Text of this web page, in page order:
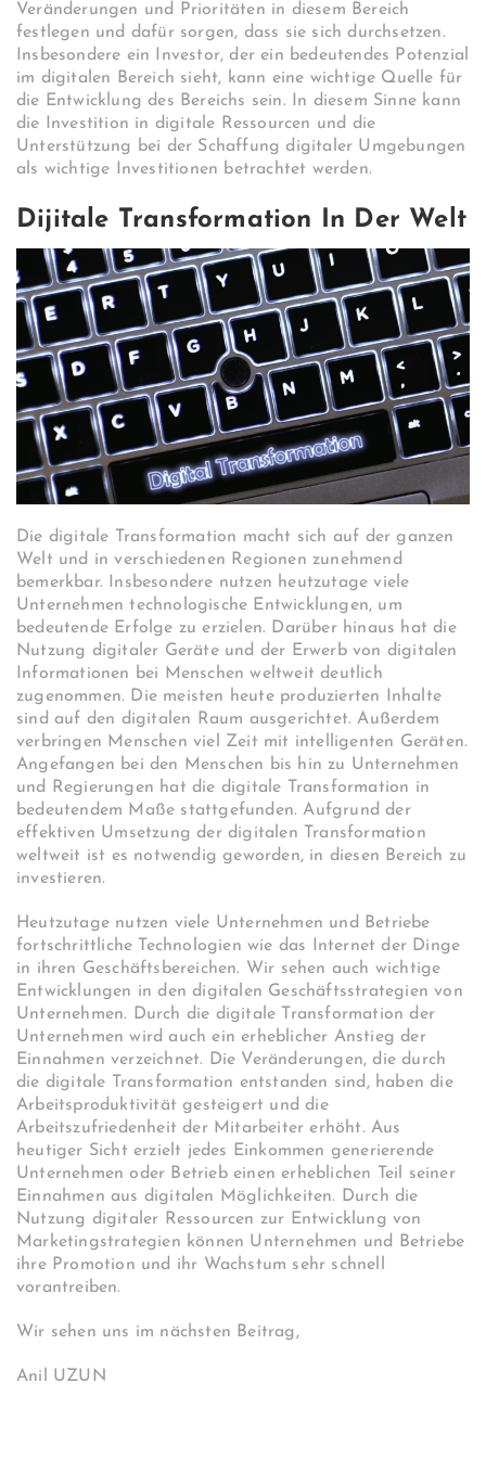
Veränderungen und Prioritäten in diesem Bereich
festlegen und dafür sorgen, dass sie sich durchsetzen.
Insbesondere ein Investor, der ein bedeutendes Potenzial
im digitalen Bereich sieht, kann eine wichtige Quelle für
die Entwicklung des Bereichs sein. In diesem Sinne kann
die Investition in digitale Ressourcen und die
Unterstützung bei der Schaffung digitaler Umgebungen
als wichtige Investitionen betrachtet werden.
Dijitale Transformation In Der Welt
Die digitale Transformation macht sich auf der ganzen
Welt und in verschiedenen Regionen zunehmend
bemerkbar. Insbesondere nutzen heutzutage viele
Unternehmen technologische Entwicklungen, um
bedeutende Erfolge zu erzielen. Darüber hinaus hat die
Nutzung digitaler Geräte und der Erwerb von digitalen
Informationen bei Menschen weltweit deutlich
zugenommen. Die meisten heute produzierten Inhalte
sind auf den digitalen Raum ausgerichtet. Außerdem
verbringen Menschen viel Zeit mit intelligenten Geräten.
Angefangen bei den Menschen bis hin zu Unternehmen
und Regierungen hat die digitale Transformation in
bedeutendem Maße stattgefunden. Aufgrund der
effektiven Umsetzung der digitalen Transformation
weltweit ist es notwendig geworden, in diesen Bereich zu
investieren.
Heutzutage nutzen viele Unternehmen und Betriebe
fortschrittliche Technologien wie das Internet der Dinge
in ihren Geschäftsbereichen. Wir sehen auch wichtige
Entwicklungen in den digitalen Geschäftsstrategien von
Unternehmen. Durch die digitale Transformation der
Unternehmen wird auch ein erheblicher Anstieg der
Einnahmen verzeichnet. Die Veränderungen, die durch
die digitale Transformation entstanden sind, haben die
Arbeitsproduktivität gesteigert und die
Arbeitszufriedenheit der Mitarbeiter erhöht. Aus
heutiger Sicht erzielt jedes Einkommen generierende
Unternehmen oder Betrieb einen erheblichen Teil seiner
Einnahmen aus digitalen Möglichkeiten. Durch die
Nutzung digitaler Ressourcen zur Entwicklung von
Marketingstrategien können Unternehmen und Betriebe
ihre Promotion und ihr Wachstum sehr schnell
vorantreiben.
Wir sehen uns im nächsten Beitrag,
Anil UZUN